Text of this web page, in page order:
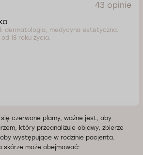
43 opinie
dermatologia, medycyna estetyczna.
18 roku życia.
czerwone plamy, ważne jest, aby
który przeanalizuje objawy, zbierze
występujące w rodzinie pacjenta.
skórze może obejmować: